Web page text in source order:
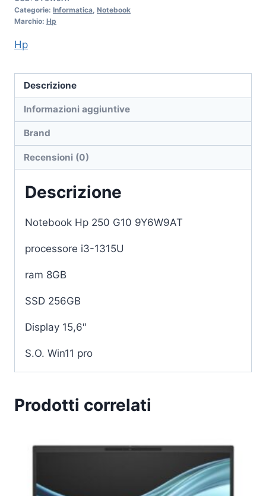
Categorie: Informatica, Notebook
Marchio: Hp
Hp
Descrizione
Informazioni aggiuntive
Brand
Recensioni (0)
Descrizione
Notebook Hp 250 G10 9Y6W9AT
processore i3-1315U
ram 8GB
SSD 256GB
Display 15,6″
S.O. Win11 pro
Prodotti correlati